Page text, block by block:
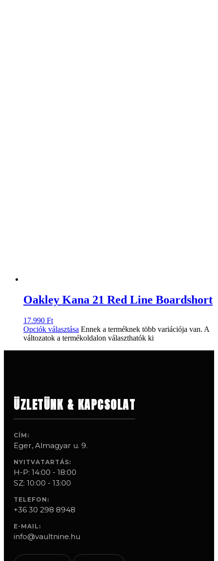
Oakley Kana 21 Red Line Boardshort
17.990 Ft
Opciók választása Ennek a terméknek több variációja van. A
változatok a termékoldalon választhatók ki
ÜZLETÜNK & KAPCSOLAT
CÍM:
Eger, Almagyar u. 9.
NYITVATARTÁS:
H-P: 14:00 - 18:00
SZ: 10:00 - 13:00
TELEFON:
+36 30 298 8948
E-MAIL:
info@vaultnine.hu